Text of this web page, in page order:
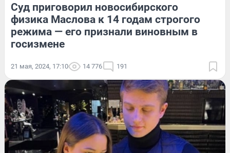
Суд приговорил новосибирского
физика Маслова к 14 годам строгого
режима — его признали виновным в
госизмене
21 мая, 2024, 17:10 14 776 191